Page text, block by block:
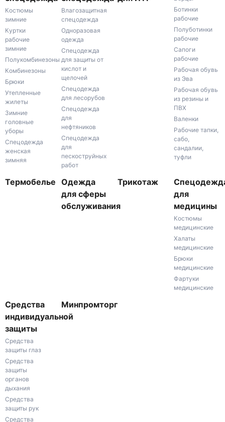
Костюмы
зимние
Куртки
рабочие
зимние
Полукомбинезоны
Комбинезоны
Брюки
Утепленные
жилеты
Зимние
головные
уборы
Спецодежда
женская
зимняя
Влагозащитная
спецодежда
Одноразовая
одежда
Спецодежда
для защиты от
кислот и
щелочей
Спецодежда
для лесорубов
Спецодежда
для
нефтяников
Спецодежда
для
пескоструйных
работ
Ботинки
рабочие
Полуботинки
рабочие
Сапоги
рабочие
Рабочая обувь
из Эва
Рабочая обувь
из резины и
ПВХ
Валенки
Рабочие тапки,
сабо,
сандалии,
туфли
Термобелье Одежда
для сферы
обслуживания
Трикотаж
для
медицины
Костюмы
медицинские
Халаты
медицинские
Брюки
медицинские
Фартуки
медицинские
Средства
индивидуальной
защиты
Средства
защиты глаз
Средства
защиты
органов
дыхания
Средства
защиты рук
Средства
Минпромторг